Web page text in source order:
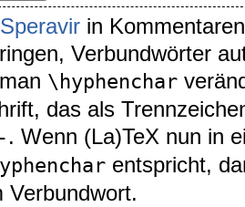
in
Verbundwörter
\hyphenchar
das als
- . Wenn (La)TeX nun in
entspricht,
Verbundwort.